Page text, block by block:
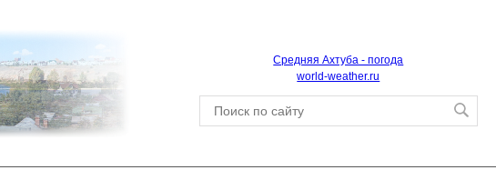
Средняя Ахтуба - погода
world-weather.ru